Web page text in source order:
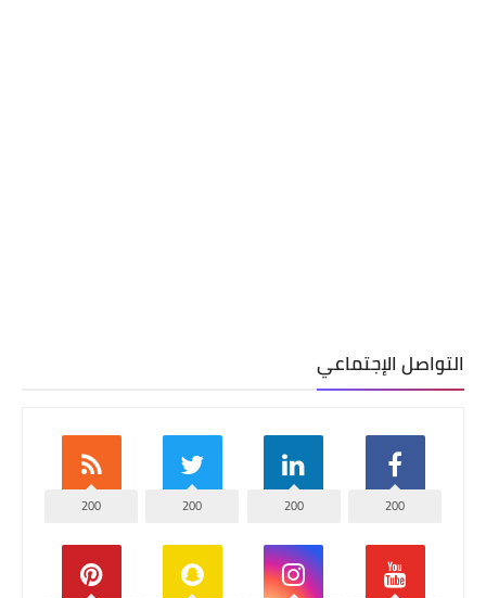
التواصل الإجتماعي
200
200
200
200